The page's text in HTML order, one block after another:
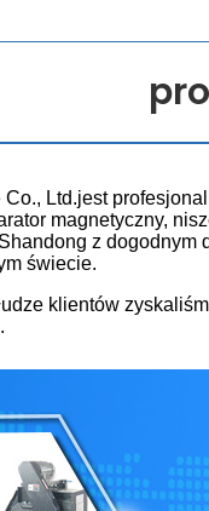
Ltd.jest
magnetyczny,
z
świecie.
klientów